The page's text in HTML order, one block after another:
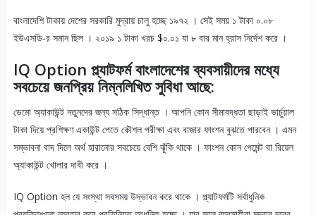
বাংলাদেশি টাকায় দেশের সরকারি মুদ্রায় চালু হচ্ছে ১৯৭২ । সেই সময় ১ টাকা ০.০৮
ইউএসডি-র সমান ছিল । ২০১৯ ১ টাকা খরচ $০.০১ যা ৮ বার মান হ্রাস নির্দেশ করে ।
IQ Option প্ল্যাটফর্ম বাংলাদেশের ব্যবসায়ীদের মধ্যে
সবচেয়ে জনপ্রিয় নিম্নলিখিত সুবিধা আছে:
ডেমো অ্যাকাউন্ট নতুনদের জন্য সঠিক সিদ্ধান্ত । আপনি কোন সীমাবদ্ধতা ছাড়াই ভার্চুয়াল
টাকা দিয়ে প্রশিক্ষণ একাউন্ট পেতে কৌশল পরীক্ষা এবং বাজার ফাংশন বুঝতে পারবেন । এমন
সম্ভাবনা বাদ দিলে অর্থ হারানোর সবচেয়ে বেশি ঝুঁকি থাকে । ফাংশন কোন পেমেন্ট বা রিয়েল
অ্যাকাউন্ট খোলার দাবী করে ।
IQ Option হল যে সংস্থা সবসময় উদ্ভাবন করে থাকে । প্ল্যাটফর্মটি সর্বাধুনিক